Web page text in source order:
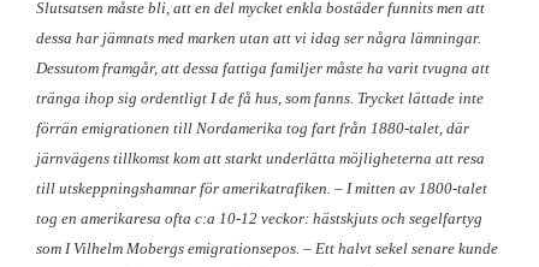
Slutsatsen måste bli, att en del mycket enkla bostäder funnits men att
dessa har jämnats med marken utan att vi idag ser några lämningar.
Dessutom framgår, att dessa fattiga familjer måste ha varit tvugna att
tränga ihop sig ordentligt I de få hus, som fanns. Trycket lättade inte
förrän emigrationen till Nordamerika tog fart från 1880-talet, där
järnvägens tillkomst kom att starkt underlätta möjligheterna att resa
till utskeppningshamnar för amerikatrafiken. – I mitten av 1800-talet
tog en amerikaresa ofta c:a 10-12 veckor: hästskjuts och segelfartyg
som I Vilhelm Mobergs emigrationsepos. – Ett halvt sekel senare kunde